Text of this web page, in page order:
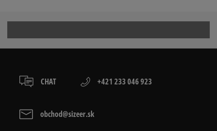
CHAT +421 233 046 923
obchod@sizeer.sk